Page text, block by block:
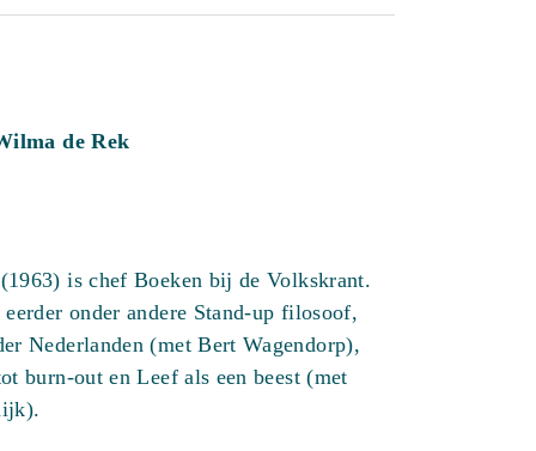
de Rek
is chef Boeken bij de Volkskrant.
onder andere Stand-up filosoof,
Nederlanden (met Bert Wagendorp),
burn-out en Leef als een beest (met